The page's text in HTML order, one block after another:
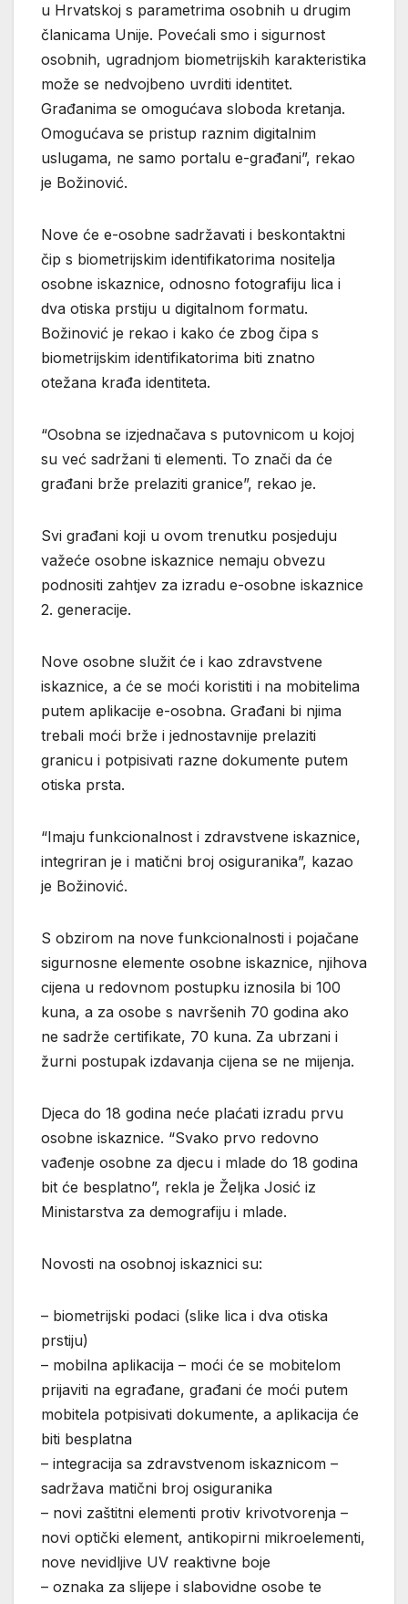
u Hrvatskoj s parametrima osobnih u drugim
članicama Unije. Povećali smo i sigurnost
osobnih, ugradnjom biometrijskih karakteristika
može se nedvojbeno uvrditi identitet.
Građanima se omogućava sloboda kretanja.
Omogućava se pristup raznim digitalnim
uslugama, ne samo portalu e-građani”, rekao
je Božinović.
Nove će e-osobne sadržavati i beskontaktni
čip s biometrijskim identifikatorima nositelja
osobne iskaznice, odnosno fotografiju lica i
dva otiska prstiju u digitalnom formatu.
Božinović je rekao i kako će zbog čipa s
biometrijskim identifikatorima biti znatno
otežana krađa identiteta.
“Osobna se izjednačava s putovnicom u kojoj
su već sadržani ti elementi. To znači da će
građani brže prelaziti granice”, rekao je.
Svi građani koji u ovom trenutku posjeduju
važeće osobne iskaznice nemaju obvezu
podnositi zahtjev za izradu e-osobne iskaznice
2. generacije.
Nove osobne služit će i kao zdravstvene
iskaznice, a će se moći koristiti i na mobitelima
putem aplikacije e-osobna. Građani bi njima
trebali moći brže i jednostavnije prelaziti
granicu i potpisivati razne dokumente putem
otiska prsta.
“Imaju funkcionalnost i zdravstvene iskaznice,
integriran je i matični broj osiguranika”, kazao
je Božinović.
S obzirom na nove funkcionalnosti i pojačane
sigurnosne elemente osobne iskaznice, njihova
cijena u redovnom postupku iznosila bi 100
kuna, a za osobe s navršenih 70 godina ako
ne sadrže certifikate, 70 kuna. Za ubrzani i
žurni postupak izdavanja cijena se ne mijenja.
Djeca do 18 godina neće plaćati izradu prvu
osobne iskaznice. “Svako prvo redovno
vađenje osobne za djecu i mlade do 18 godina
bit će besplatno”, rekla je Željka Josić iz
Ministarstva za demografiju i mlade.
Novosti na osobnoj iskaznici su:
– biometrijski podaci (slike lica i dva otiska
prstiju)
– mobilna aplikacija – moći će se mobitelom
prijaviti na egrađane, građani će moći putem
mobitela potpisivati dokumente, a aplikacija će
biti besplatna
– integracija sa zdravstvenom iskaznicom –
sadržava matični broj osiguranika
– novi zaštitni elementi protiv krivotvorenja –
novi optički element, antikopirni mikroelementi,
nove nevidljive UV reaktivne boje
– oznaka za slijepe i slabovidne osobe te